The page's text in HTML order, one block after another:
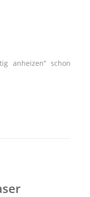
anheizen” schon